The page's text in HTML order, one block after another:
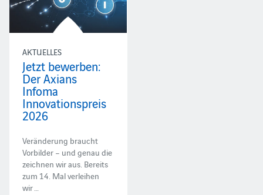
AKTUELLES
Jetzt bewerben:
Der Axians
Infoma
Innovationspreis
2026
Veränderung braucht
Vorbilder – und genau die
zeichnen wir aus. Bereits
zum 14. Mal verleihen
wir …